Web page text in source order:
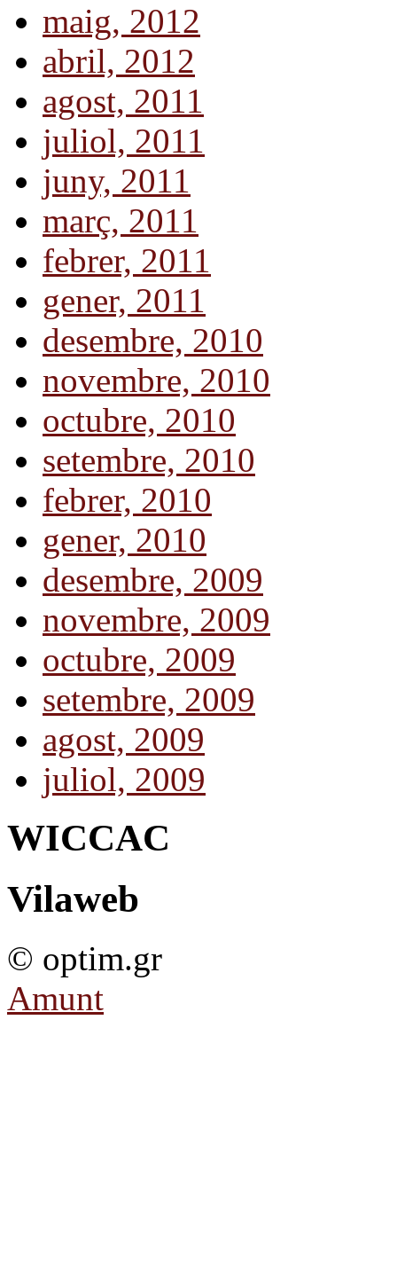
maig, 2012
abril, 2012
agost, 2011
juliol, 2011
juny, 2011
març, 2011
febrer, 2011
gener, 2011
desembre, 2010
novembre, 2010
octubre, 2010
setembre, 2010
febrer, 2010
gener, 2010
desembre, 2009
novembre, 2009
octubre, 2009
setembre, 2009
agost, 2009
juliol, 2009
WICCAC
Vilaweb
© optim.gr
Amunt